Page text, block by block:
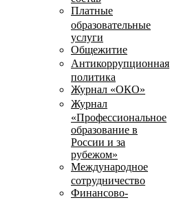
Платные
образовательные
услуги
Общежитие
Антикоррупционная
политика
Журнал «ОКО»
Журнал
«Профессиональное
образование в
России и за
рубежом»
Международное
сотрудничество
Финансово-